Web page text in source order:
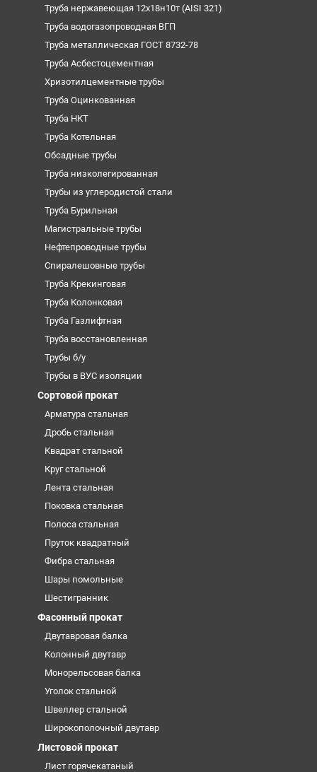
Труба нержавеющая 12х18н10т (AISI 321)
Труба водогазопроводная ВГП
Труба металлическая ГОСТ 8732-78
Труба Асбестоцементная
Хризотилцементные трубы
Труба Оцинкованная
Труба НКТ
Труба Котельная
Обсадные трубы
Труба низколегированная
Трубы из углеродистой стали
Труба Бурильная
Магистральные трубы
Нефтепроводные трубы
Спиралешовные трубы
Труба Крекинговая
Труба Колонковая
Труба Газлифтная
Труба восстановленная
Трубы б/у
Трубы в ВУС изоляции
Сортовой прокат
Арматура стальная
Дробь стальная
Квадрат стальной
Круг стальной
Лента стальная
Поковка стальная
Полоса стальная
Пруток квадратный
Фибра стальная
Шары помольные
Шестигранник
Фасонный прокат
Двутавровая балка
Колонный двутавр
Монорельсовая балка
Уголок стальной
Швеллер стальной
Широкополочный двутавр
Листовой прокат
Лист горячекатаный